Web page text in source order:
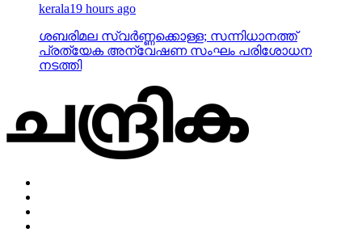
kerala19 hours ago
ശബരിമല സ്വര്‍ണ്ണക്കൊള്ള; സന്നിധാനത്ത്
പ്രത്യേക അന്വേഷണ സംഘം പരിശോധന
നടത്തി